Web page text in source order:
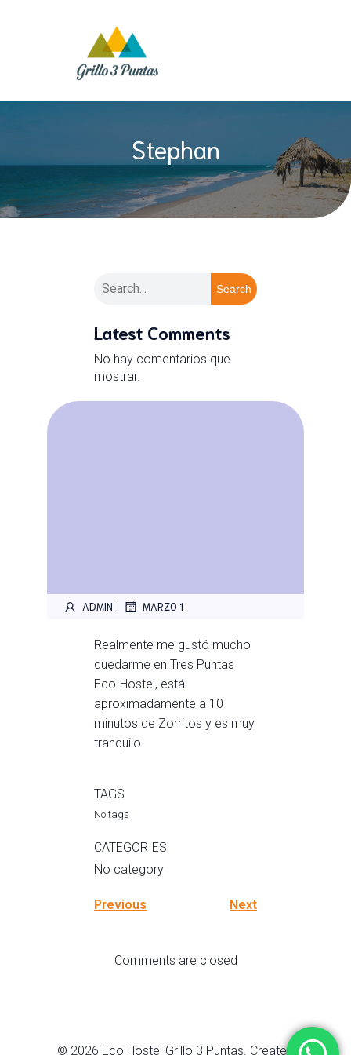
Stephan
Search
Latest Comments
No hay comentarios que
mostrar.
ADMIN | MARZO 1
Realmente me gustó mucho
quedarme en Tres Puntas
Eco-Hostel, está
aproximadamente a 10
minutos de Zorritos y es muy
tranquilo
TAGS
No tags
CATEGORIES
No category
Previous Next
Comments are closed
© 2026 Eco Hostel Grillo 3 Puntas. Created